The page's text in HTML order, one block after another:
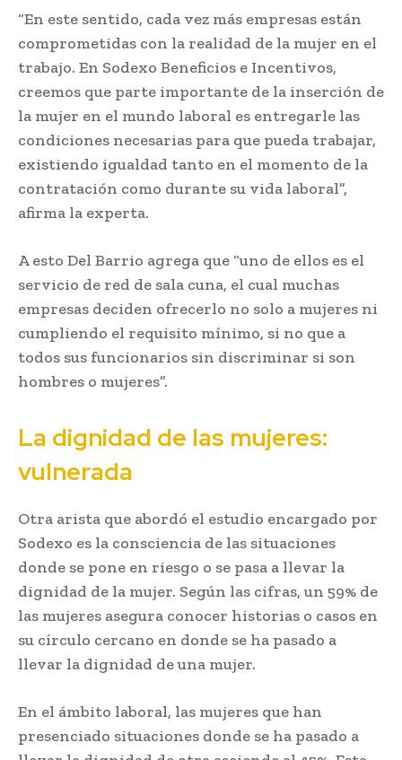
“En este sentido, cada vez más empresas están
comprometidas con la realidad de la mujer en el
trabajo. En Sodexo Beneficios e Incentivos,
creemos que parte importante de la inserción de
la mujer en el mundo laboral es entregarle las
condiciones necesarias para que pueda trabajar,
existiendo igualdad tanto en el momento de la
contratación como durante su vida laboral”,
afirma la experta.
A esto Del Barrio agrega que “uno de ellos es el
servicio de red de sala cuna, el cual muchas
empresas deciden ofrecerlo no solo a mujeres ni
cumpliendo el requisito mínimo, si no que a
todos sus funcionarios sin discriminar si son
hombres o mujeres”.
La dignidad de las mujeres:
vulnerada
Otra arista que abordó el estudio encargado por
Sodexo es la consciencia de las situaciones
donde se pone en riesgo o se pasa a llevar la
dignidad de la mujer. Según las cifras, un 59% de
las mujeres asegura conocer historias o casos en
su círculo cercano en donde se ha pasado a
llevar la dignidad de una mujer.
En el ámbito laboral, las mujeres que han
presenciado situaciones donde se ha pasado a